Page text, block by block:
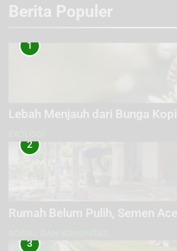
Berita Populer
1
Lebah Menjauh dari Bunga
2
Rumah Belum Pulih, Semen
3